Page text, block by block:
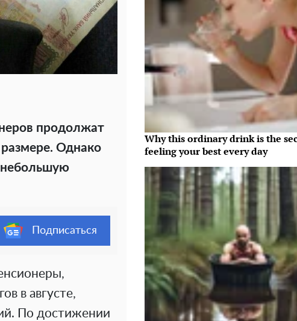
продолжат
Однако
небольшую
Подписаться
в августе,
По достижении
Why this ordinary drink is the
feeling your best every day